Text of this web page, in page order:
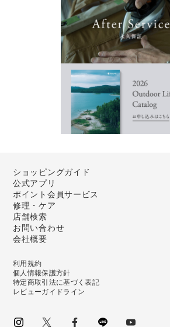
ショッピングガイド
公式アプリ
ポイント会員サービス
修理・ケア
店舗検索
お問い合わせ
会社概要
利用規約
個人情報保護方針
特定商取引法に基づく表記
レビューガイドライン